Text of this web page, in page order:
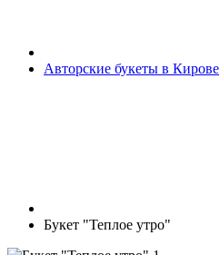
Авторские букеты в Кирове
Букет "Теплое утро"